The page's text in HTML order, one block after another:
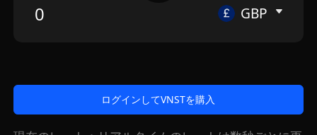
GBP
ログインしてVNSTを購入